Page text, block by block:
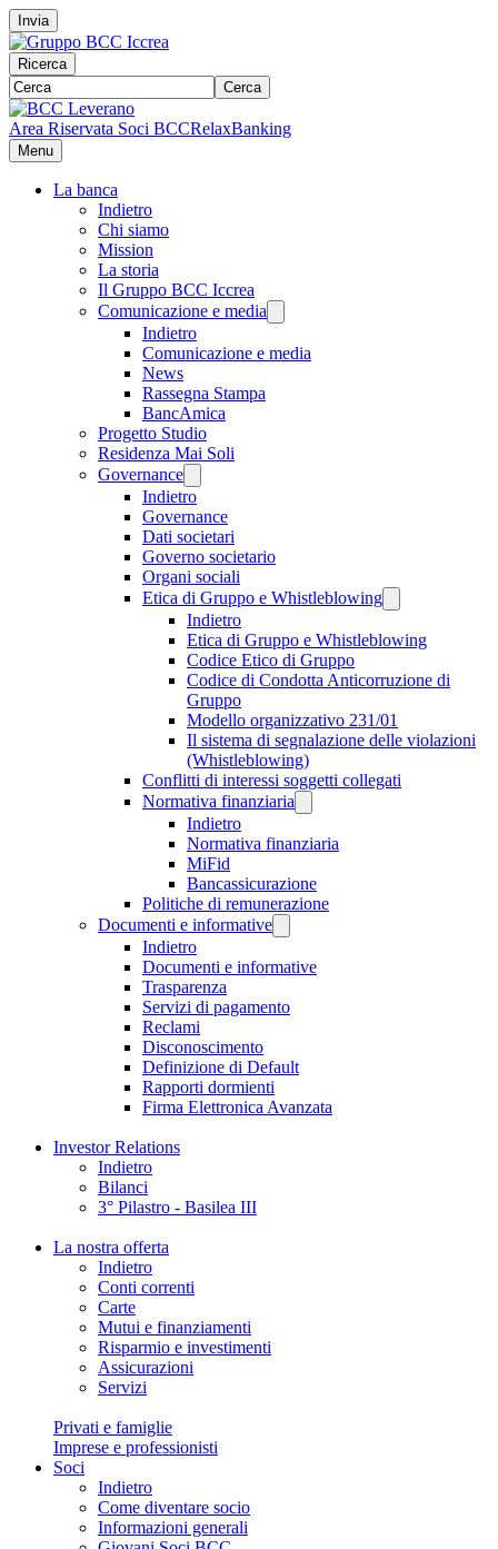
Invia
Ricerca
Cerca
Area Riservata Soci BCCRelaxBanking
Menu
La banca
Indietro
Chi siamo
Mission
La storia
Il Gruppo BCC Iccrea
Comunicazione e media
Indietro
Comunicazione e media
News
Rassegna Stampa
BancAmica
Progetto Studio
Residenza Mai Soli
Governance
Indietro
Governance
Dati societari
Governo societario
Organi sociali
Etica di Gruppo e Whistleblowing
Indietro
Etica di Gruppo e Whistleblowing
Codice Etico di Gruppo
Codice di Condotta Anticorruzione di
Gruppo
Modello organizzativo 231/01
Il sistema di segnalazione delle violazioni
(Whistleblowing)
Conflitti di interessi soggetti collegati
Normativa finanziaria
Indietro
Normativa finanziaria
MiFid
Bancassicurazione
Politiche di remunerazione
Documenti e informative
Indietro
Documenti e informative
Trasparenza
Servizi di pagamento
Reclami
Disconoscimento
Definizione di Default
Rapporti dormienti
Firma Elettronica Avanzata
Investor Relations
Indietro
Bilanci
3° Pilastro - Basilea III
La nostra offerta
Indietro
Conti correnti
Carte
Mutui e finanziamenti
Risparmio e investimenti
Assicurazioni
Servizi
Privati e famiglie
Imprese e professionisti
Soci
Indietro
Come diventare socio
Informazioni generali